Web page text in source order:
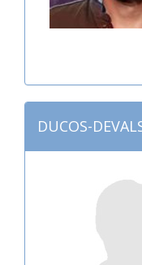
DUCOS-